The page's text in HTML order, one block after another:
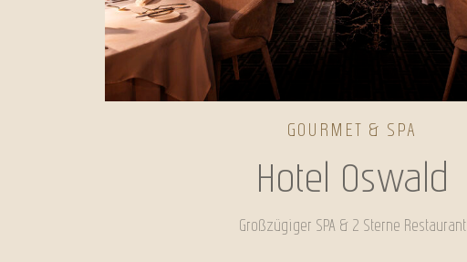
GOURMET & SPA
Hotel Oswald
Großzügiger SPA & 2 Sterne Restaurant